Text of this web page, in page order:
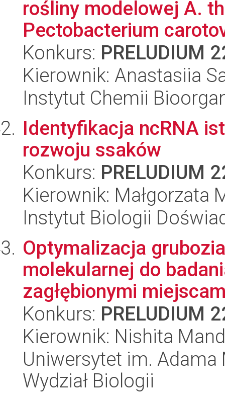
rośliny modelowej A.
Pectobacterium
Konkurs: PRELUDIUM
Kierownik: Anastasiia
Instytut Chemii
Identyfikacja ncRNA
rozwoju ssaków
Konkurs: PRELUDIUM
Kierownik: Małgorzata
Instytut Biologii
Optymalizacja
molekularnej do
zagłębionymi
Konkurs: PRELUDIUM
Kierownik: Nishita
Uniwersytet im.
Wydział Biologii